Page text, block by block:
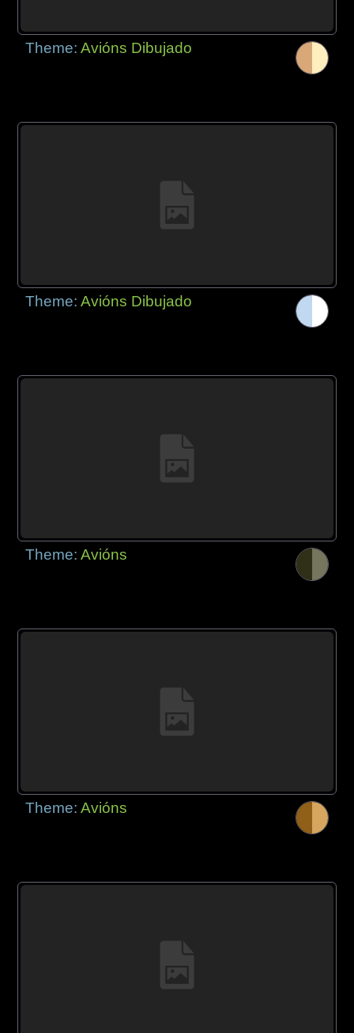
Theme:Avións Dibujado
Theme:Avións Dibujado
Theme:Avións
Theme:Avións